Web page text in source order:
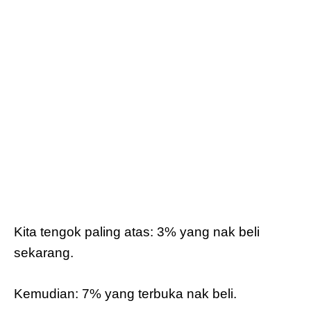
Kita tengok paling atas: 3% yang nak beli
sekarang.
Kemudian: 7% yang terbuka nak beli.